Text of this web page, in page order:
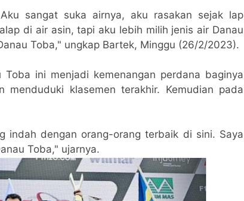
sangat suka airnya, aku rasakan sejak lap
di air asin, tapi aku lebih milih jenis air Danau
Toba," ungkap Bartek, Minggu (26/2/2023).
ini menjadi kemenangan perdana baginya
klasemen terakhir. Kemudian pada
indah dengan orang-orang terbaik di sini. Saya
Toba," ujarnya.